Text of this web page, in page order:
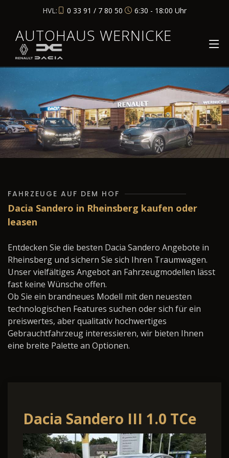
HVL: 0 33 91 / 7 80 50 6:30 - 18:00 Uhr
AUTOHAUS WERNICKE
FAHRZEUGE AUF DEM HOF
Dacia Sandero in Rheinsberg kaufen oder
leasen
Entdecken Sie die besten Dacia Sandero Angebote in
Rheinsberg und sichern Sie sich Ihren Traumwagen.
Unser vielfältiges Angebot an Fahrzeugmodellen lässt
fast keine Wünsche offen.
Ob Sie ein brandneues Modell mit den neuesten
technologischen Features suchen oder sich für ein
preiswertes, aber qualitativ hochwertiges
Gebrauchtfahrzeug interessieren, wir bieten Ihnen
eine breite Palette an Optionen.
Dacia Sandero III 1.0 TCe
100 LPG Essential